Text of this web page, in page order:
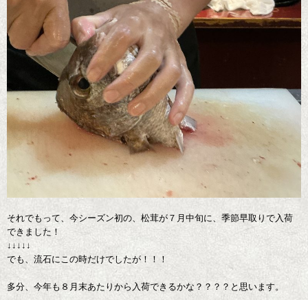
それでもって、今シーズン初の、松茸が７月中旬に、季節早取りで入荷
できました！
↓↓↓↓↓
でも、流石にこの時だけでしたが！！！
多分、今年も８月末あたりから入荷できるかな？？？？と思います。